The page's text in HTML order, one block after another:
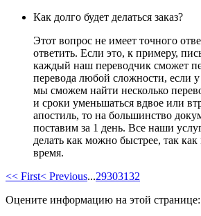
Как долго будет делаться заказ?
Этот вопрос не имеет точного
ответить. Если это, к примеру,
каждый наш переводчик сможет
перевода любой сложности, если
мы сможем найти несколько
и сроки уменьшаться вдвое или
апостиль, то на большинство
поставим за 1 день. Все наши
делать как можно быстрее, так
время.
<< First< Previous...29303132
Оцените информацию на этой странице: